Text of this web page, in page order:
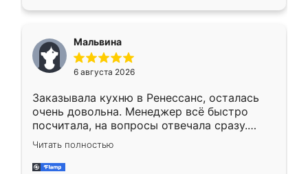
меньше, здесь же он более разнообразный.
Мне нравится ,если что-то потребуется из
мебели буду заказывать только здесь.
Мальвина
6 августа 2026
Заказывала кухню в Ренессанс, осталась
очень довольна. Менеджер всё быстро
посчитала, на вопросы отвечала сразу.
Замерщик приехал в субботу, подошёл к
делу со всей ответственностью. Собрали
за день, ребята работали аккуратно, даже
Читать полностью